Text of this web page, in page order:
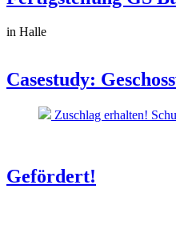
in Halle
Casestudy:
Zuschlag erhalten!
Gefördert!